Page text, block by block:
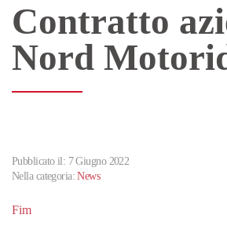
Contratto
Nord
Pubblicato il: 7 Giugno 2022
Nella categoria:News
Fim